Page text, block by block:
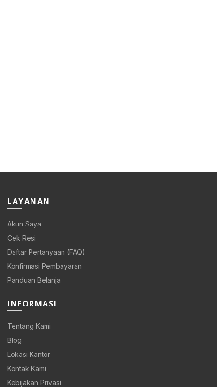
LAYANAN
Akun Saya
Cek Resi
Daftar Pertanyaan (FAQ)
Konfirmasi Pembayaran
Panduan Belanja
INFORMASI
Tentang Kami
Blog
Lokasi Kantor
Kontak Kami
Kebijakan Privasi